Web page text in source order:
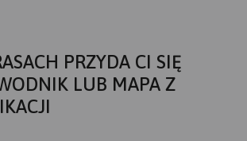
PRZYDA CI SIĘ
LUB MAPA Z